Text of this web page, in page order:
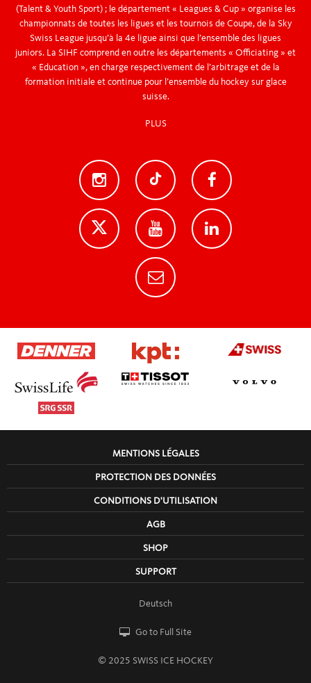
(Talent & Youth Sport) ; le département « Leagues & Cup » organise les
championnats de toutes les ligues et les tournois de Coupe, de la Sky
Swiss League jusqu’à la 4e ligue ainsi que l’ensemble des ligues
juniors. La SIHF comprend en outre les départements « Officiating » et
« Education », en charge respectivement de l’arbitrage et de la
formation initiale et continue pour l’ensemble du hockey sur glace
suisse.
PLUS
MENTIONS LÉGALES
PROTECTION DES DONNÉES
CONDITIONS D'UTILISATION
AGB
SHOP
SUPPORT
Deutsch
Go to Full Site
© 2025 SWISS ICE HOCKEY